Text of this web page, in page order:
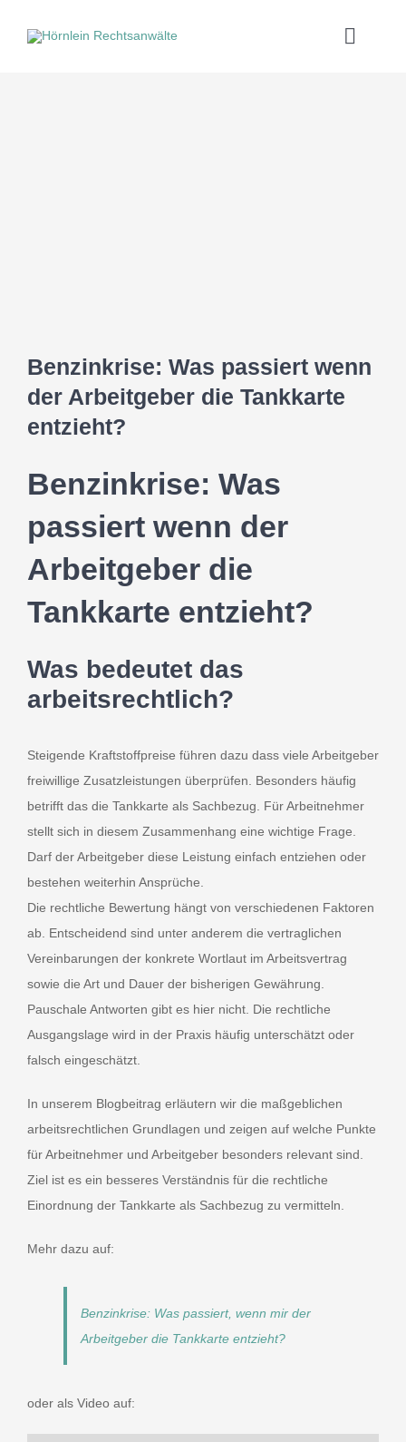
Inhalt
Toggle
Benzinkrise: Was passiert wenn
der Arbeitgeber die Tankkarte
entzieht?
Benzinkrise: Was
passiert wenn der
Arbeitgeber die
Tankkarte entzieht?
Was bedeutet das
arbeitsrechtlich?
Steigende Kraftstoffpreise führen dazu dass viele Arbeitgeber
freiwillige Zusatzleistungen überprüfen. Besonders häufig
betrifft das die Tankkarte als Sachbezug. Für Arbeitnehmer
stellt sich in diesem Zusammenhang eine wichtige Frage.
Darf der Arbeitgeber diese Leistung einfach entziehen oder
bestehen weiterhin Ansprüche.
Die rechtliche Bewertung hängt von verschiedenen Faktoren
ab. Entscheidend sind unter anderem die vertraglichen
Vereinbarungen der konkrete Wortlaut im Arbeitsvertrag
sowie die Art und Dauer der bisherigen Gewährung.
Pauschale Antworten gibt es hier nicht. Die rechtliche
Ausgangslage wird in der Praxis häufig unterschätzt oder
falsch eingeschätzt.
In unserem Blogbeitrag erläutern wir die maßgeblichen
arbeitsrechtlichen Grundlagen und zeigen auf welche Punkte
für Arbeitnehmer und Arbeitgeber besonders relevant sind.
Ziel ist es ein besseres Verständnis für die rechtliche
Einordnung der Tankkarte als Sachbezug zu vermitteln.
Mehr dazu auf:
Benzinkrise: Was passiert, wenn mir der
Arbeitgeber die Tankkarte entzieht?
oder als Video auf: